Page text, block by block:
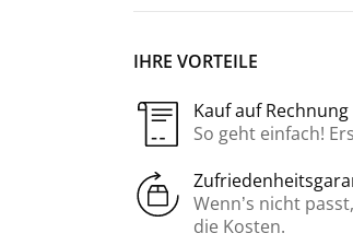
IHRE VORTEILE
Kauf auf Rechnung
So geht einfach!
Wenn’s nicht
die Kosten.